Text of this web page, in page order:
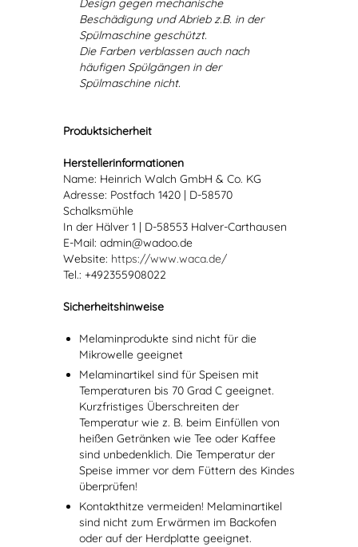
Design gegen mechanische
Beschädigung und Abrieb z.B. in der
Spülmaschine geschützt.
Die Farben verblassen auch nach
häufigen Spülgängen in der
Spülmaschine nicht.
Produktsicherheit
Herstellerinformationen
Name: Heinrich Walch GmbH & Co. KG
Adresse: Postfach 1420 | D-58570
Schalksmühle
In der Hälver 1 | D-58553 Halver-Carthausen
E-Mail: admin@wadoo.de
Website: https://www.waca.de/
Tel.: +492355908022
Sicherheitshinweise
Melaminprodukte sind nicht für die
Mikrowelle geeignet
Melaminartikel sind für Speisen mit
Temperaturen bis 70 Grad C geeignet.
Kurzfristiges Überschreiten der
Temperatur wie z. B. beim Einfüllen von
heißen Getränken wie Tee oder Kaffee
sind unbedenklich. Die Temperatur der
Speise immer vor dem Füttern des Kindes
überprüfen!
Kontakthitze vermeiden! Melaminartikel
sind nicht zum Erwärmen im Backofen
oder auf der Herdplatte geeignet.